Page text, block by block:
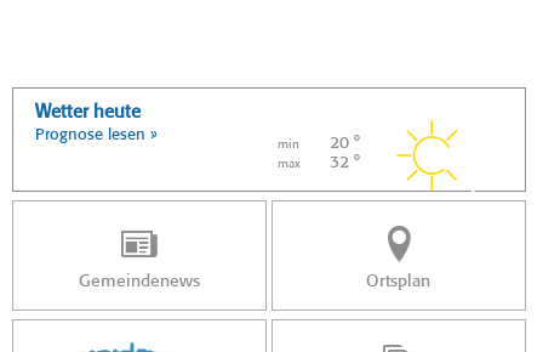
Wetter heute
Prognose lesen »
min 20 °
max 32 °
Gemeindenews Ortsplan